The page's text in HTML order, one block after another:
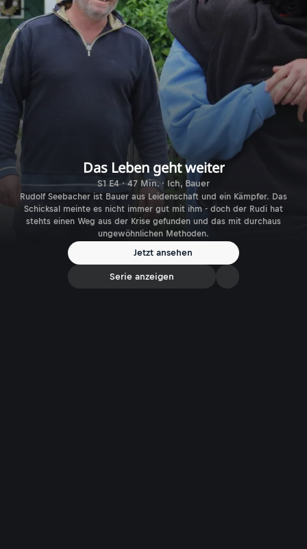
Das Leben geht weiter
S1 E4 · 47 Min. · Ich, Bauer
Rudolf Seebacher ist Bauer aus Leidenschaft und ein Kämpfer. Das
Schicksal meinte es nicht immer gut mit ihm - doch der Rudi hat
stehts einen Weg aus der Krise gefunden und das mit durchaus
ungewöhnlichen Methoden.
Jetzt ansehen
Serie anzeigen